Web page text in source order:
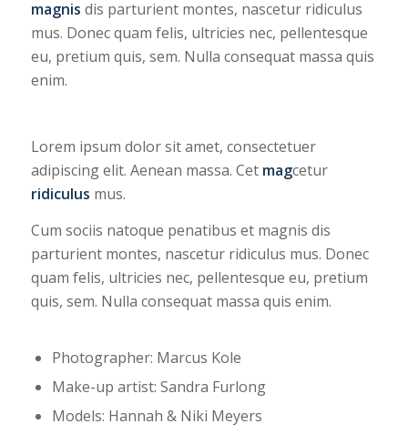
magnis dis parturient montes, nascetur ridiculus
mus. Donec quam felis, ultricies nec, pellentesque
eu, pretium quis, sem. Nulla consequat massa quis
enim.
Lorem ipsum dolor sit amet, consectetuer
adipiscing elit. Aenean massa. Cet magcetur
ridiculus mus.
Cum sociis natoque penatibus et magnis dis
parturient montes, nascetur ridiculus mus. Donec
quam felis, ultricies nec, pellentesque eu, pretium
quis, sem. Nulla consequat massa quis enim.
Photographer: Marcus Kole
Make-up artist: Sandra Furlong
Models: Hannah & Niki Meyers